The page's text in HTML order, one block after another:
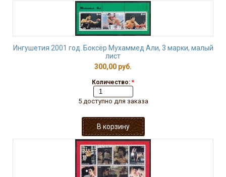
Ингушетия 2001 год. Боксёр Мухаммед Али, 3 марки, малый
лист
300,00 руб.
Количество: *
5 доступно для заказа